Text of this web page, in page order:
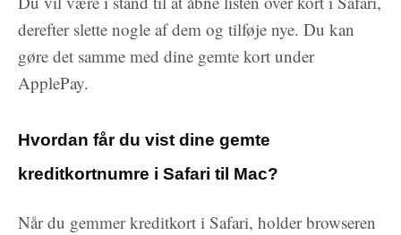
derefter slette nogle af dem og tilføje nye. Du kan
gøre det samme med dine gemte kort under
ApplePay.
Hvordan får du vist dine gemte
kreditkortnumre i Safari til Mac?
Når du gemmer kreditkort i Safari, holder browseren